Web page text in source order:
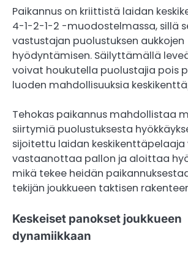
Paikannus on kriittistä laidan
4-1-2-1-2 -muodostelmassa, sillä
vastustajan puolustuksen aukkojen
hyödyntämisen. Säilyttämällä
voivat houkutella puolustajia pois
luoden mahdollisuuksia
Tehokas paikannus mahdollistaa
siirtymiä puolustuksesta
sijoitettu laidan
vastaanottaa pallon ja aloittaa
mikä tekee heidän
tekijän joukkueen taktisen
Keskeiset panokset joukkueen
dynamiikkaan